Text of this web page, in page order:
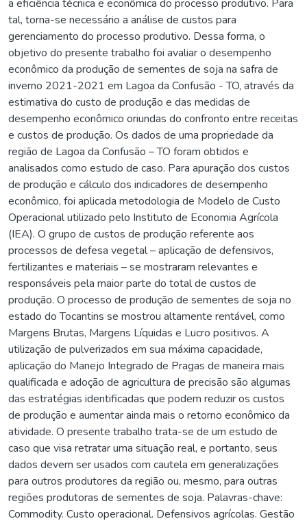
a eficiência técnica e econômica do processo produtivo. Para
tal, torna-se necessário a análise de custos para
gerenciamento do processo produtivo. Dessa forma, o
objetivo do presente trabalho foi avaliar o desempenho
econômico da produção de sementes de soja na safra de
inverno 2021-2021 em Lagoa da Confusão - TO, através da
estimativa do custo de produção e das medidas de
desempenho econômico oriundas do confronto entre receitas
e custos de produção. Os dados de uma propriedade da
região de Lagoa da Confusão – TO foram obtidos e
analisados como estudo de caso. Para apuração dos custos
de produção e cálculo dos indicadores de desempenho
econômico, foi aplicada metodologia de Modelo de Custo
Operacional utilizado pelo Instituto de Economia Agrícola
(IEA). O grupo de custos de produção referente aos
processos de defesa vegetal – aplicação de defensivos,
fertilizantes e materiais – se mostraram relevantes e
responsáveis pela maior parte do total de custos de
produção. O processo de produção de sementes de soja no
estado do Tocantins se mostrou altamente rentável, como
Margens Brutas, Margens Líquidas e Lucro positivos. A
utilização de pulverizados em sua máxima capacidade,
aplicação do Manejo Integrado de Pragas de maneira mais
qualificada e adoção de agricultura de precisão são algumas
das estratégias identificadas que podem reduzir os custos
de produção e aumentar ainda mais o retorno econômico da
atividade. O presente trabalho trata-se de um estudo de
caso que visa retratar uma situação real, e portanto, seus
dados devem ser usados com cautela em generalizações
para outros produtores da região ou, mesmo, para outras
regiões produtoras de sementes de soja. Palavras-chave:
Commodity. Custo operacional. Defensivos agrícolas. Gestão